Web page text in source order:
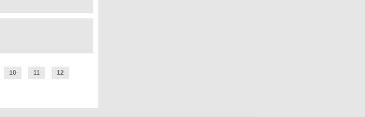
10 11 12